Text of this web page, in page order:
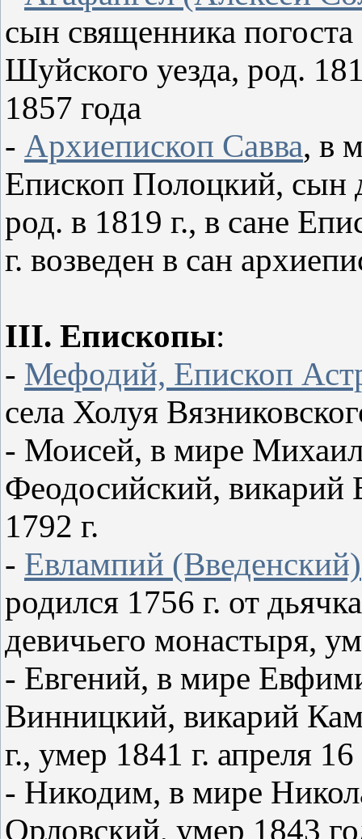
сын священника
Шуйского уезда, род.
1857 года
- Архиепископ Савва, в
Епископ Полоцкий, сын
род. в 1819 г., в сане
г. возведен в сан
III. Епископы:
- Мефодий, Епископ
села Холуя
- Моисей, в мире
Феодосийский, викарий
1792 г.
- Евлампий (Введенский)
родился 1756 г. от
девичьего монастыря,
- Евгений, в мире
Винницкий, викарий
г., умер 1841 г. апреля
- Никодим, в мире
Орловский, умер 1843